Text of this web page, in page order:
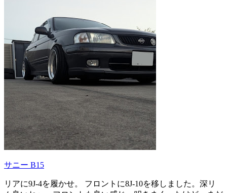
サニー B15
リアに9J-4を履かせ。 フロントに8J-10を移しました。深リ